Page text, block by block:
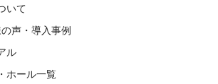
いて
声・導入事例
ル
ホール一覧